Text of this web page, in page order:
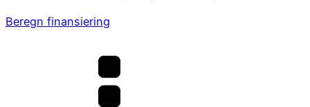
Beregn finansiering